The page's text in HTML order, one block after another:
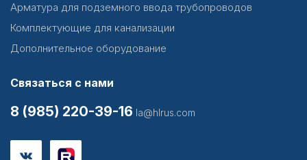
Арматура для подземного ввода трубопроводов
Комплектующие для канализации
Дополнительное оборудование
Связаться с нами
8 (985) 220-39-16 la@hlrus.com